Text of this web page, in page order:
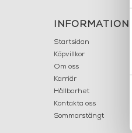
INFORMATION
Startsidan
Köpvillkor
Om oss
Karriär
Hållbarhet
Kontakta oss
Sommarstängt